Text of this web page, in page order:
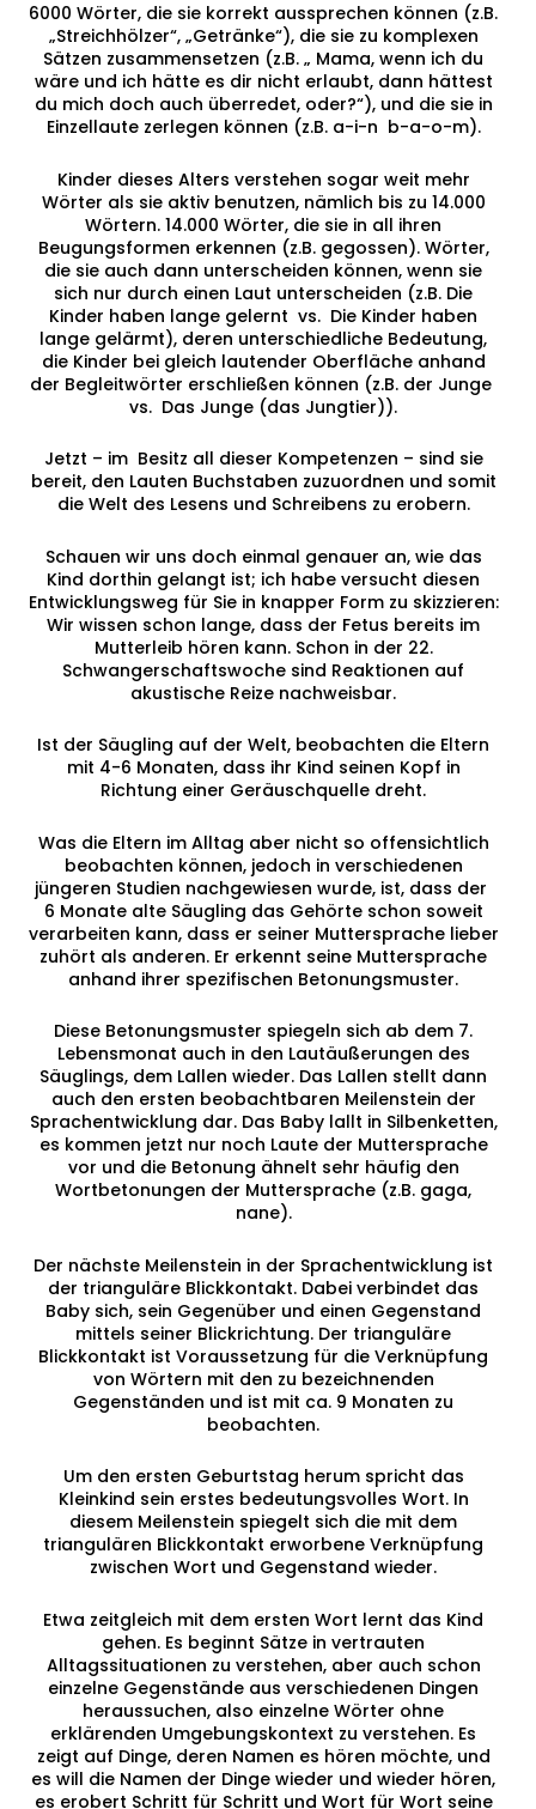
6000 Wörter, die sie korrekt aussprechen können (z.B.
„Streichhölzer“, „Getränke“), die sie zu komplexen
Sätzen zusammensetzen (z.B. „ Mama, wenn ich du
wäre und ich hätte es dir nicht erlaubt, dann hättest
du mich doch auch überredet, oder?“), und die sie in
Einzellaute zerlegen können (z.B. a-i-n b-a-o-m).
Kinder dieses Alters verstehen sogar weit mehr
Wörter als sie aktiv benutzen, nämlich bis zu 14.000
Wörtern. 14.000 Wörter, die sie in all ihren
Beugungsformen erkennen (z.B. gegossen). Wörter,
die sie auch dann unterscheiden können, wenn sie
sich nur durch einen Laut unterscheiden (z.B. Die
Kinder haben lange gelernt vs. Die Kinder haben
lange gelärmt), deren unterschiedliche Bedeutung,
die Kinder bei gleich lautender Oberfläche anhand
der Begleitwörter erschließen können (z.B. der Junge
vs. Das Junge (das Jungtier)).
Jetzt – im Besitz all dieser Kompetenzen – sind sie
bereit, den Lauten Buchstaben zuzuordnen und somit
die Welt des Lesens und Schreibens zu erobern.
Schauen wir uns doch einmal genauer an, wie das
Kind dorthin gelangt ist; ich habe versucht diesen
Entwicklungsweg für Sie in knapper Form zu skizzieren:
Wir wissen schon lange, dass der Fetus bereits im
Mutterleib hören kann. Schon in der 22.
Schwangerschaftswoche sind Reaktionen auf
akustische Reize nachweisbar.
Ist der Säugling auf der Welt, beobachten die Eltern
mit 4-6 Monaten, dass ihr Kind seinen Kopf in
Richtung einer Geräuschquelle dreht.
Was die Eltern im Alltag aber nicht so offensichtlich
beobachten können, jedoch in verschiedenen
jüngeren Studien nachgewiesen wurde, ist, dass der
6 Monate alte Säugling das Gehörte schon soweit
verarbeiten kann, dass er seiner Muttersprache lieber
zuhört als anderen. Er erkennt seine Muttersprache
anhand ihrer spezifischen Betonungsmuster.
Diese Betonungsmuster spiegeln sich ab dem 7.
Lebensmonat auch in den Lautäußerungen des
Säuglings, dem Lallen wieder. Das Lallen stellt dann
auch den ersten beobachtbaren Meilenstein der
Sprachentwicklung dar. Das Baby lallt in Silbenketten,
es kommen jetzt nur noch Laute der Muttersprache
vor und die Betonung ähnelt sehr häufig den
Wortbetonungen der Muttersprache (z.B. gaga,
nane).
Der nächste Meilenstein in der Sprachentwicklung ist
der trianguläre Blickkontakt. Dabei verbindet das
Baby sich, sein Gegenüber und einen Gegenstand
mittels seiner Blickrichtung. Der trianguläre
Blickkontakt ist Voraussetzung für die Verknüpfung
von Wörtern mit den zu bezeichnenden
Gegenständen und ist mit ca. 9 Monaten zu
beobachten.
Um den ersten Geburtstag herum spricht das
Kleinkind sein erstes bedeutungsvolles Wort. In
diesem Meilenstein spiegelt sich die mit dem
triangulären Blickkontakt erworbene Verknüpfung
zwischen Wort und Gegenstand wieder.
Etwa zeitgleich mit dem ersten Wort lernt das Kind
gehen. Es beginnt Sätze in vertrauten
Alltagssituationen zu verstehen, aber auch schon
einzelne Gegenstände aus verschiedenen Dingen
heraussuchen, also einzelne Wörter ohne
erklärenden Umgebungskontext zu verstehen. Es
zeigt auf Dinge, deren Namen es hören möchte, und
es will die Namen der Dinge wieder und wieder hören,
es erobert Schritt für Schritt und Wort für Wort seine